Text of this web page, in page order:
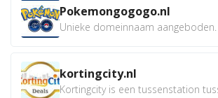
Pokemongogogo.nl
kortingcity.nl